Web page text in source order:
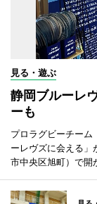
見る・遊ぶ
静岡ブルーレ
ーも
プロラグビーチーム
ーレヴズに会える
市中央区旭町）で開